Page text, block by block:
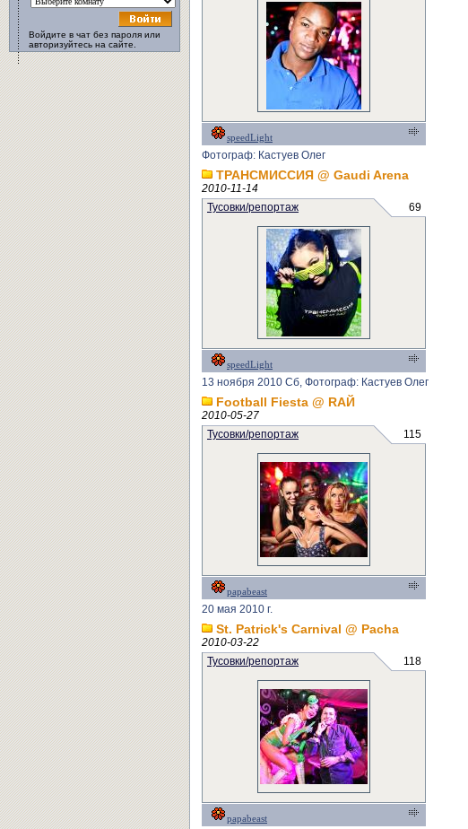
Войдите в чат без пароля или
авторизуйтесь на сайте.
speedLight
Фотограф: Кастуев Олег
ТРАНСМИССИЯ @ Gaudi Arena
2010-11-14
Тусовки/репортаж
69
speedLight
13 ноября 2010 Сб, Фотограф: Кастуев Олег
Football Fiesta @ RAЙ
2010-05-27
Тусовки/репортаж
115
papabeast
20 мая 2010 г.
St. Patrick's Carnival @ Pacha
2010-03-22
Тусовки/репортаж
118
papabeast